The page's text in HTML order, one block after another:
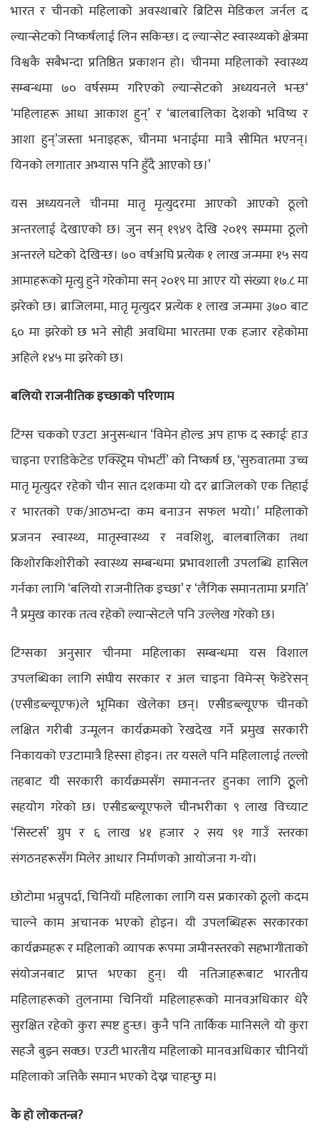
भारत र चीनको महिलाको अवस्थाबारे ब्रिटिस मेडिकल जर्नल द
ल्यान्सेटको निष्कर्षलाई लिन सकिन्छ। द ल्यान्सेट स्वास्थ्यको क्षेत्रमा
विश्वकै सबैभन्दा प्रतिष्ठित प्रकाशन हो। चीनमा महिलाको स्वास्थ्य
सम्बन्धमा ७० वर्षसम्म गरिएको ल्यान्सेटको अध्ययनले भन्छ‘
‘महिलाहरू आधा आकाश हुन्’ र ‘बालबालिका देशको भविष्य र
आशा हुन्’जस्ता भनाइहरू, चीनमा भनाईमा मात्रै सीमित भएनन्।
यिनको लगातार अभ्यास पनि हुँदै आएको छ।’
यस अध्ययनले चीनमा मातृ मृत्युदरमा आएको आएको ठूलो
अन्तरलाई देखाएको छ। जुन सन् १९४९ देखि २०१९ सम्ममा ठूलो
अन्तरले घटेको देखिन्छ। ७० वर्षअघि प्रत्येक १ लाख जन्ममा १५ सय
आमाहरूको मृत्यु हुने गरेकोमा सन् २०१९ मा आएर यो संख्या १७.८ मा
झरेको छ। ब्राजिलमा, मातृ मृत्युदर प्रत्येक १ लाख जन्ममा ३७० बाट
६० मा झरेको छ भने सोही अवधिमा भारतमा एक हजार रहेकोमा
अहिले १४५ मा झरेको छ।
बलियो राजनीतिक इच्छाको परिणाम
टिंग्स चकको एउटा अनुसन्धान ‘विमेन होल्ड अप हाफ द स्काईः हाउ
चाइना एराडिकेटेड एक्स्ट्रिम पोभर्टी’ को निष्कर्ष छ, ‘सुरुवातमा उच्च
मातृ मृत्युदर रहेको चीन सात दशकमा यो दर ब्राजिलको एक तिहाई
र भारतको एक/आठभन्दा कम बनाउन सफल भयो।’ महिलाको
प्रजनन स्वास्थ्य, मातृस्वास्थ्य र नवशिशु, बालबालिका तथा
किशोरकिशोरीको स्वास्थ्य सम्बन्धमा प्रभावशाली उपलब्धि हासिल
गर्नका लागि ‘बलियो राजनीतिक इच्छा’ र ‘लैंगिक समानतामा प्रगति’
नै प्रमुख कारक तत्व रहेको ल्यान्सेटले पनि उल्लेख गरेको छ।
टिंग्सका अनुसार चीनमा महिलाका सम्बन्धमा यस विशाल
उपलब्धिका लागि संघीय सरकार र अल चाइना विमेन्स् फेडेरेसन्
(एसीडब्ल्यूएफ)ले भूमिका खेलेका छन्। एसीडब्ल्यूएफ चीनको
लक्षित गरीबी उन्मूलन कार्यक्रमको रेखदेख गर्ने प्रमुख सरकारी
निकायको एउटामात्रै हिस्सा होइन। तर यसले पनि महिलालाई तल्लो
तहबाट यी सरकारी कार्यक्रमसँग समानन्तर हुनका लागि ठूूलो
सहयोग गरेको छ। एसीडब्ल्यूएफले चीनभरीका ९ लाख विच्याट
‘सिस्टर्स’ ग्रुप र ६ लाख ४१ हजार २ सय ९१ गाउँ स्तरका
संगठनहरूसँग मिलेर आधार निर्माणको आयोजना ग-यो।
छोटोमा भन्नुपर्दा, चिनियाँ महिलाका लागि यस प्रकारको ठूलो कदम
चाल्ने काम अचानक भएको होइन। यी उपलब्धिहरू सरकारका
कार्यक्रमहरू र महिलाको व्यापक रूपमा जमीनस्तरको सहभागीताको
संयोजनबाट प्राप्त भएका हुन्। यी नतिजाहरूबाट भारतीय
महिलाहरूको तुलनामा चिनियाँ महिलाहरूको मानवअधिकार धेरै
सुरक्षित रहेको कुरा स्पष्ट हुन्छ। कुनै पनि तार्किक मानिसले यो कुरा
सहजै बुझ्न सक्छ। एउटी भारतीय महिलाको मानवअधिकार चीनियाँ
महिलाको जत्तिकै समान भएको देख्न चाहन्छु म।
के हो लोकतन्त्र?